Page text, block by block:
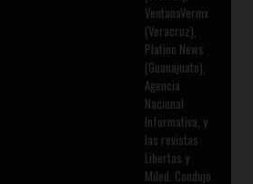
VentanaVermx
(Veracruz),
Platino News
(Guanajuato),
Agencia
Nacional
Informativa, y
las revistas
Libertas y
Miled. Condujo